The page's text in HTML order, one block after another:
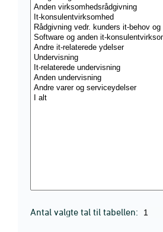
Antal valgte tal til tabellen: